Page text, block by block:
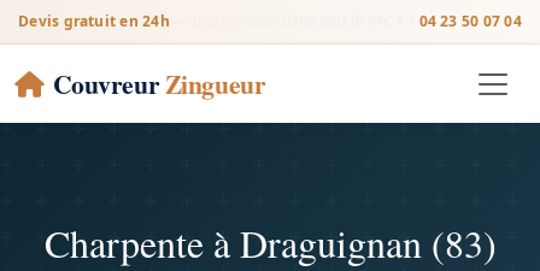
Devis gratuit en 24h 04 23 50 07 04
CouvreurZingueur
Charpente à Draguignan (83)